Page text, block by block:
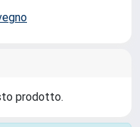
prodotto.